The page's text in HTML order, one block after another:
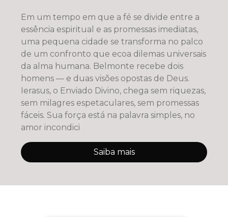
Em um tempo em que a fé se divide entre a
essência espiritual e as promessas imediatas,
uma pequena cidade se transforma no palco
de um confronto que ecoa dilemas universais
da alma humana. Belmonte recebe dois
homens — e duas visões opostas de Deus.
Ierasus, o Enviado Divino, chega sem riquezas,
sem milagres espetaculares, sem promessas
fáceis. Sua força está na palavra simples, no
amor incondici
Saiba mais